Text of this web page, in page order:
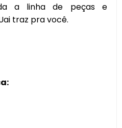
a linha de peças e
traz pra você.